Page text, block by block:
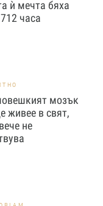
ѝ мечта бяха
часа
мозък
живее в свят,
не